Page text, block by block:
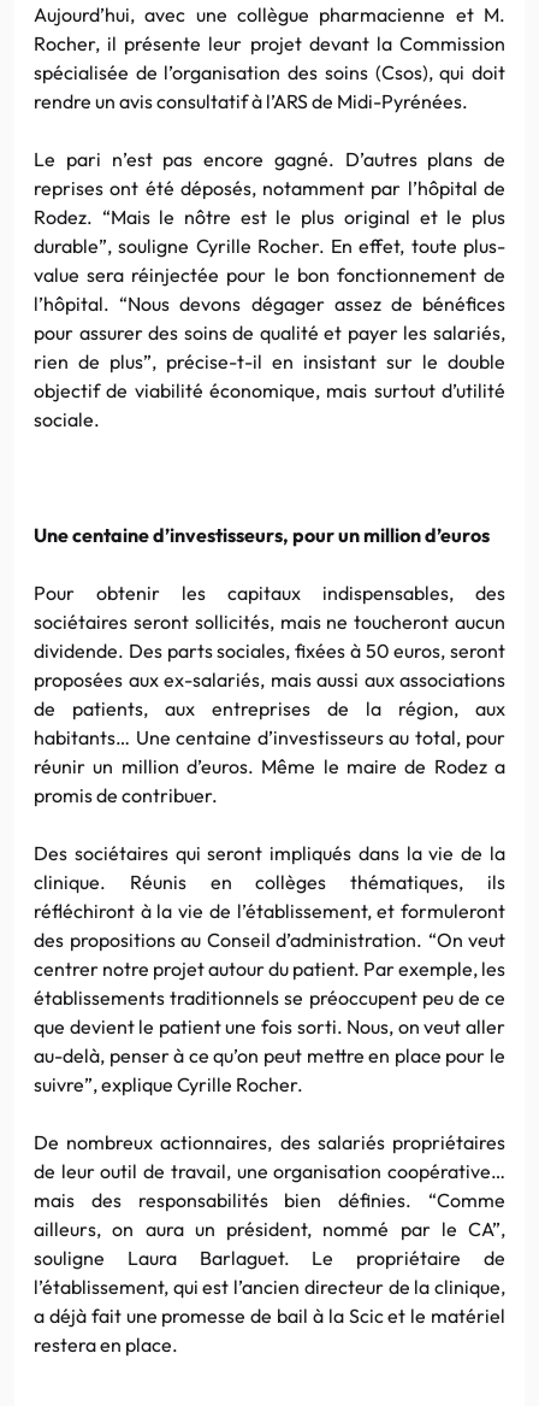
Aujourd’hui, avec une collègue pharmacienne et M.
Rocher, il présente leur projet devant la Commission
spécialisée de l’organisation des soins (Csos), qui doit
rendre un avis consultatif à l’ARS de Midi-Pyrénées.
Le pari n’est pas encore gagné. D’autres plans de
reprises ont été déposés, notamment par l’hôpital de
Rodez. “Mais le nôtre est le plus original et le plus
durable”, souligne Cyrille Rocher. En effet, toute plus-
value sera réinjectée pour le bon fonctionnement de
l’hôpital. “Nous devons dégager assez de bénéfices
pour assurer des soins de qualité et payer les salariés,
rien de plus”, précise-t-il en insistant sur le double
objectif de viabilité économique, mais surtout d’utilité
sociale.
Une centaine d’investisseurs, pour un million d’euros
Pour obtenir les capitaux indispensables, des
sociétaires seront sollicités, mais ne toucheront aucun
dividende. Des parts sociales, fixées à 50 euros, seront
proposées aux ex-salariés, mais aussi aux associations
de patients, aux entreprises de la région, aux
habitants… Une centaine d’investisseurs au total, pour
réunir un million d’euros. Même le maire de Rodez a
promis de contribuer.
Des sociétaires qui seront impliqués dans la vie de la
clinique. Réunis en collèges thématiques, ils
réfléchiront à la vie de l’établissement, et formuleront
des propositions au Conseil d’administration. “On veut
centrer notre projet autour du patient. Par exemple, les
établissements traditionnels se préoccupent peu de ce
que devient le patient une fois sorti. Nous, on veut aller
au-delà, penser à ce qu’on peut mettre en place pour le
suivre”, explique Cyrille Rocher.
De nombreux actionnaires, des salariés propriétaires
de leur outil de travail, une organisation coopérative…
mais des responsabilités bien définies. “Comme
ailleurs, on aura un président, nommé par le CA”,
souligne Laura Barlaguet. Le propriétaire de
l’établissement, qui est l’ancien directeur de la clinique,
a déjà fait une promesse de bail à la Scic et le matériel
restera en place.